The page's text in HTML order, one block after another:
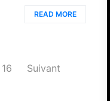
READ MORE
16 Suivant